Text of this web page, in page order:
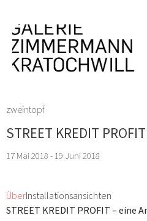
zweintopf
STREET KREDIT PROFIT
17 Mai 2018 - 19 Juni 2018
ÜberInstallationsansichten
STREET KREDIT PROFIT – eine